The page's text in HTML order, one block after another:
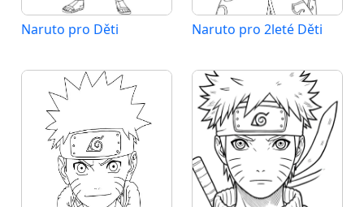
Naruto pro Děti Naruto pro 2leté Děti